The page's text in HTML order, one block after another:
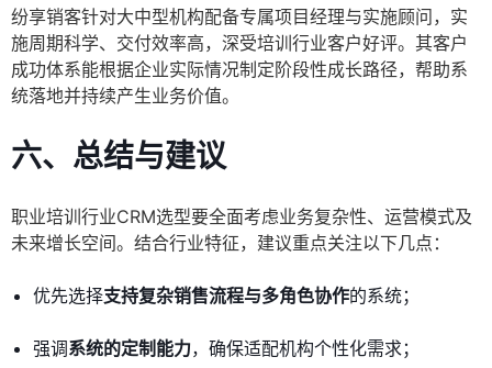
纷享销客针对大中型机构配备专属项目经理与实施顾问，实
施周期科学、交付效率高，深受培训行业客户好评。其客户
成功体系能根据企业实际情况制定阶段性成长路径，帮助系
统落地并持续产生业务价值。
六、总结与建议
职业培训行业CRM选型要全面考虑业务复杂性、运营模式及
未来增长空间。结合行业特征，建议重点关注以下几点：
优先选择支持复杂销售流程与多角色协作的系统；
强调系统的定制能力，确保适配机构个性化需求；